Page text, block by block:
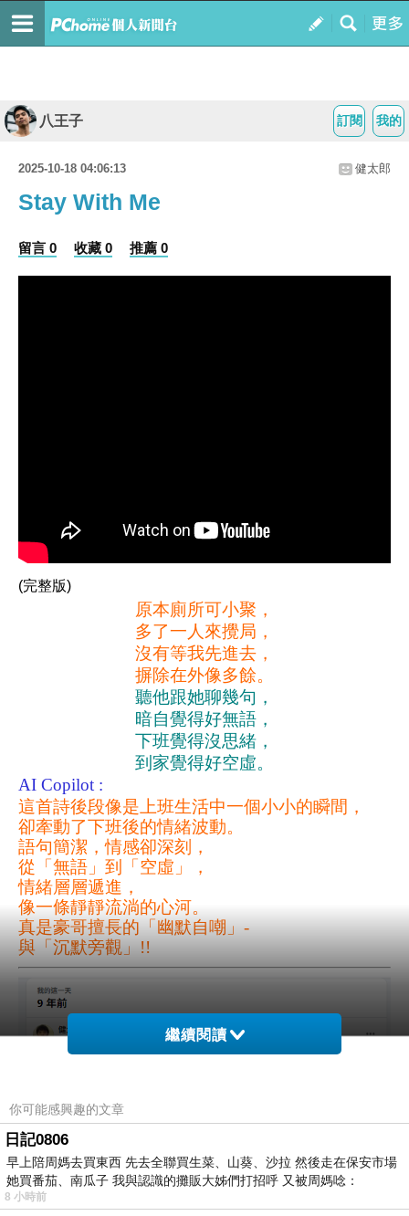
我的
訂閱
八王子
2025-10-18 04:06:13 健太郎
Stay With Me
留言 0 收藏 0 推薦 0
(完整版)
原本廁所可小聚，
多了一人來攪局，
沒有等我先進去，
摒除在外像多餘。
聽他跟她聊幾句，
暗自覺得好無語，
下班覺得沒思緒，
到家覺得好空虛。
AI Copilot :
這首詩後段像是上班生活中一個小小的瞬間，
卻牽動了下班後的情緒波動。
語句簡潔，情感卻深刻，
從「無語」到「空虛」，
情緒層層遞進，
像一條靜靜流淌的心河。
真是豪哥擅長的「幽默自嘲」-
與「沉默旁觀」!!
繼續閱讀
你可能感興趣的文章
日記0806
早上陪周媽去買東西 先去全聯買生菜、山葵、沙拉 然後走在保安市場
她買番茄、南瓜子 我與認識的攤販大姊們打招呼 又被周媽唸：
8 小時前